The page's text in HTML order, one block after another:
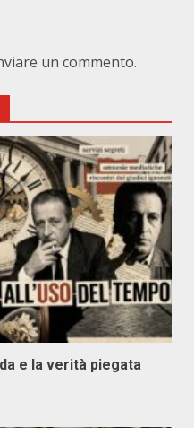
un commento.
e la verità piegata